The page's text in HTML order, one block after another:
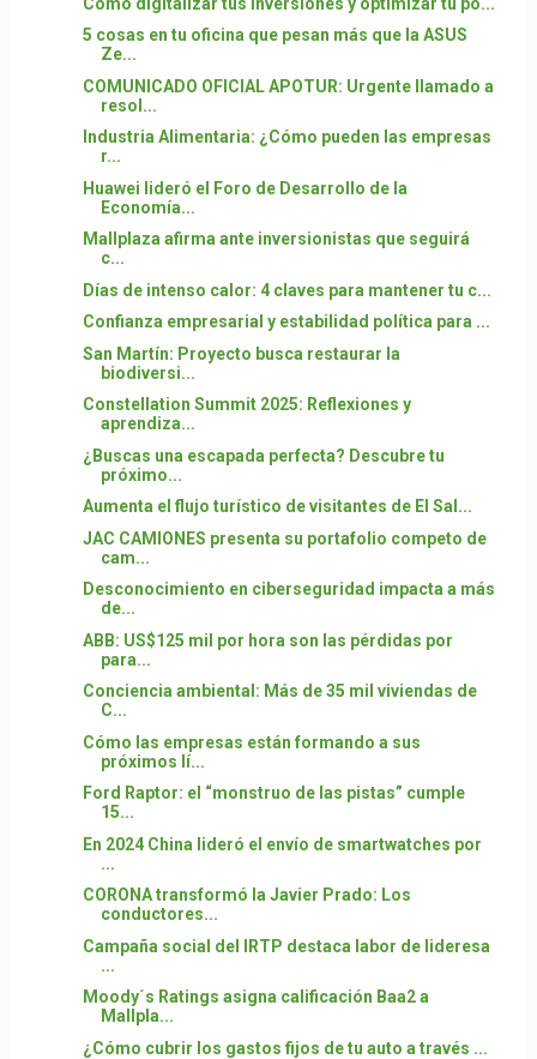
5 cosas en tu oficina que pesan más que la ASUS
Ze...
COMUNICADO OFICIAL APOTUR: Urgente llamado a
resol...
Industria Alimentaria: ¿Cómo pueden las empresas
r...
Huawei lideró el Foro de Desarrollo de la
Economía...
Mallplaza afirma ante inversionistas que seguirá
c...
Días de intenso calor: 4 claves para mantener tu c...
Confianza empresarial y estabilidad política para ...
San Martín: Proyecto busca restaurar la
biodiversi...
Constellation Summit 2025: Reflexiones y
aprendiza...
¿Buscas una escapada perfecta? Descubre tu
próximo...
Aumenta el flujo turístico de visitantes de El Sal...
JAC CAMIONES presenta su portafolio competo de
cam...
Desconocimiento en ciberseguridad impacta a más
de...
ABB: US$125 mil por hora son las pérdidas por
para...
Conciencia ambiental: Más de 35 mil viviendas de
C...
Cómo las empresas están formando a sus
próximos lí...
Ford Raptor: el “monstruo de las pistas” cumple
15...
En 2024 China lideró el envío de smartwatches por
...
CORONA transformó la Javier Prado: Los
conductores...
Campaña social del IRTP destaca labor de lideresa
...
Moody´s Ratings asigna calificación Baa2 a
Mallpla...
¿Cómo cubrir los gastos fijos de tu auto a través ...